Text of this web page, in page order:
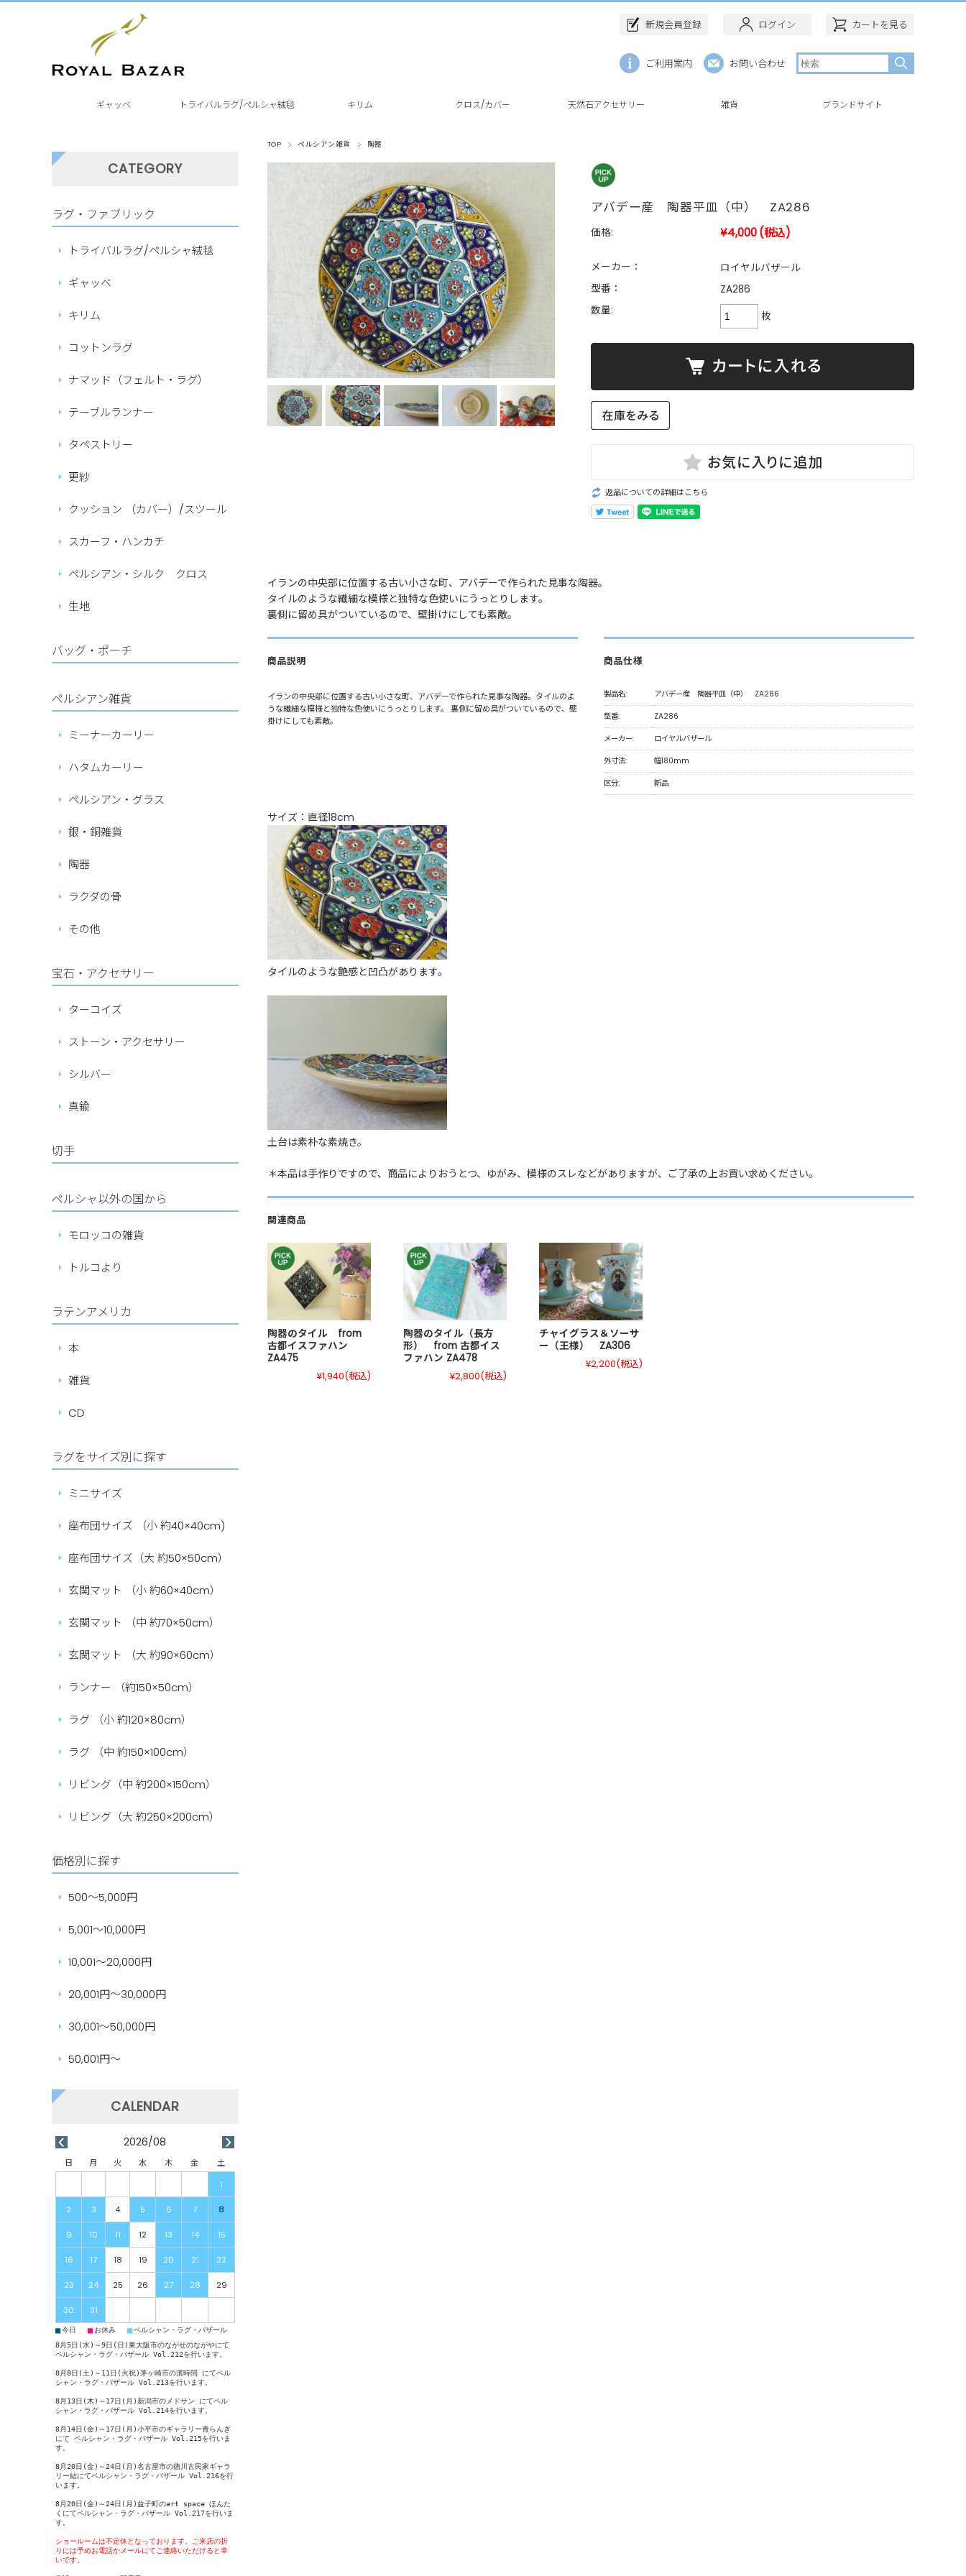
新規会員登録 ログイン カートを見る
ご利用案内 お問い合わせ
ギャッベ トライバルラグ/ペルシャ絨毯 キリム クロス/カバー 天然石アクセサリー 雑貨 ブランドサイト
TOP ペルシアン雑貨 陶器
アバデー産 陶器平皿（中） ZA286
価格: ¥4,000(税込)
メーカー：
ロイヤルバザール
型番：
ZA286
数量:
枚
返品についての詳細はこちら
イランの中央部に位置する古い小さな町、アバデーで作られた見事な陶器。
タイルのような繊細な模様と独特な色使いにうっとりします。
裏側に留め具がついているので、壁掛けにしても素敵。
商品説明
イランの中央部に位置する古い小さな町、アバデーで作られた見事な陶器。タイルのよ
うな繊細な模様と独特な色使いにうっとりします。 裏側に留め具がついているので、壁
掛けにしても素敵。
商品仕様
製品名: アバデー産 陶器平皿（中） ZA286
型番: ZA286
メーカー: ロイヤルバザール
外寸法: 幅180mm
区分: 新品
サイズ：直径18cm
タイルのような艶感と凹凸があります。
土台は素朴な素焼き。
＊本品は手作りですので、商品によりおうとつ、ゆがみ、模様のスレなどがありますが、ご了承の上お買い求めください。
関連商品
陶器のタイル from
古都イスファハン
ZA475
¥1,940(税込)
陶器のタイル（長方
形） from 古都イス
ファハン ZA478
¥2,800(税込)
チャイグラス＆ソーサ
ー（王様） ZA306
¥2,200(税込)
CATEGORY
ラグ・ファブリック
トライバルラグ/ペルシャ絨毯
ギャッベ
キリム
コットンラグ
ナマッド（フェルト・ラグ）
テーブルランナー
タペストリー
更紗
クッション （カバー）/スツール
スカーフ・ハンカチ
ペルシアン・シルク クロス
生地
バッグ・ポーチ
ペルシアン雑貨
ミーナーカーリー
ハタムカーリー
ペルシアン・グラス
銀・銅雑貨
陶器
ラクダの骨
その他
宝石・アクセサリー
ターコイズ
ストーン・アクセサリー
シルバー
真鍮
切手
ペルシャ以外の国から
モロッコの雑貨
トルコより
ラテンアメリカ
本
雑貨
CD
ラグをサイズ別に探す
ミニサイズ
座布団サイズ （小 約40×40cm)
座布団サイズ（大 約50×50cm）
玄関マット （小 約60×40cm）
玄関マット （中 約70×50cm）
玄関マット （大 約90×60cm）
ランナー （約150×50cm）
ラグ （小 約120×80cm）
ラグ （中 約150×100cm）
リビング（中 約200×150cm）
リビング（大 約250×200cm）
価格別に探す
500～5,000円
5,001～10,000円
10,001～20,000円
20,001円～30,000円
30,001～50,000円
50,001円～
2026/08
日 月 火 水 木 金
土
1
2 3 4 5 6 7 8
9 10 11 12 13 14 15
16 17 18 19 20 21 22
23 24 25 26 27 28 29
30 31
■今日 ■お休み ■ペルシャン・ラグ・バザール
8月5日(水)～9日(日)東大阪市のながせのながやにて
ペルシャン・ラグ・バザール Vol.212を行います。
8月8日(土)～11日(火祝)茅ヶ崎市の濱時間 にてペル
シャン・ラグ・バザール Vol.213を行います。
8月13日(木)～17日(月)新潟市のメドサン にてペル
シャン・ラグ・バザール Vol.214を行います。
8月14日(金)～17日(月)小平市のギャラリー青らんぎ
にてペルシャン・ラグ・バザール Vol.215を行いま
す。
8月20日(金)～24日(月)名古屋市の徳川古民家ギャラ
リー結にてペルシャン・ラグ・バザール Vol.216を行
います。
8月20日(金)～24日(月)益子町のart space ほんた
くにてペルシャン・ラグ・バザール Vol.217を行いま
す。
ショールームは不定休となっております。ご来店の折
りには予めお電話かメールにてご連絡いただけると幸
いです。